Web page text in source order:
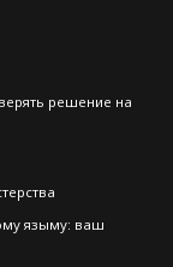
решение на
языму: ваш